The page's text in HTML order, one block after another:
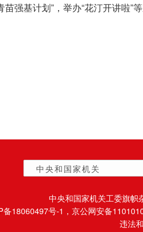
强基计划”，举办“花汀开讲啦”
中央和国家机关
中央和国家机关工委旗
备18060497号-1 ，京公网安备
违法